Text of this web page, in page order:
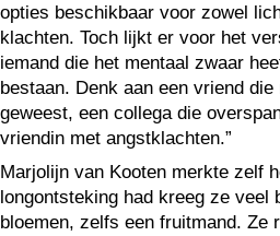
opties beschikbaar voor zowel
klachten. Toch lijkt er voor het
iemand die het mentaal zwaar
bestaan. Denk aan een vriend die
geweest, een collega die
vriendin met angstklachten.”
Marjolijn van Kooten merkte zelf
longontsteking had kreeg ze veel
bloemen, zelfs een fruitmand. Ze